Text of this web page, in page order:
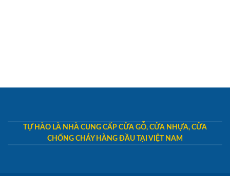
TỰ HÀO LÀ NHÀ CUNG CẤP CỬA GỖ, CỬA NHỰA, CỬA
CHỐNG CHÁY HÀNG ĐẦU TẠI VIỆT NAM